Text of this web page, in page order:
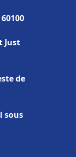
Just
de
sous